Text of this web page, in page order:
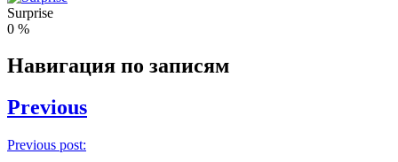
Surprise
0 %
Навигация по записям
Previous
Previous post: